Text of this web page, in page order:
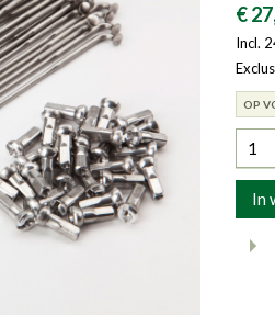
€
Incl.
OP
In